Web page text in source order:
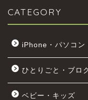
CATEGORY
iPhone・パソコン
ひとりごと・ブロ
ベビー・キッズ